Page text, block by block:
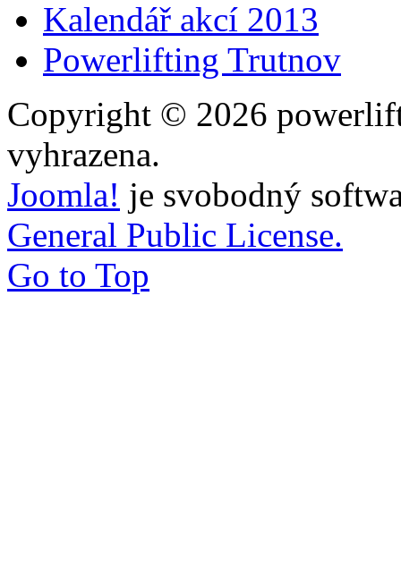
Kalendář akcí 2013
Powerlifting Trutnov
Copyright © 2026
vyhrazena.
Joomla! je svobodný
General Public License.
Go to Top